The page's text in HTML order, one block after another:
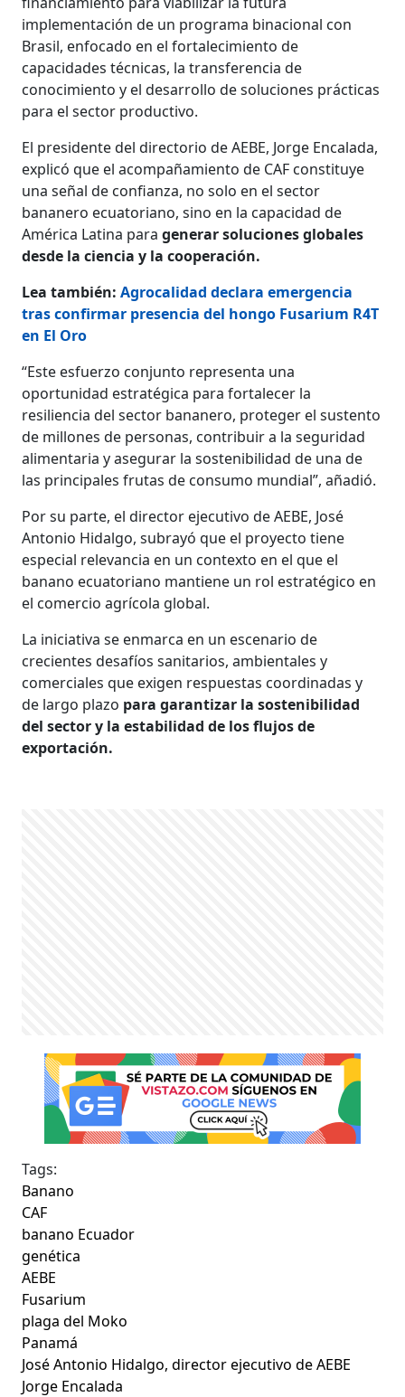
implementación de un programa binacional con
Brasil, enfocado en el fortalecimiento de
capacidades técnicas, la transferencia de
conocimiento y el desarrollo de soluciones prácticas
para el sector productivo.
El presidente del directorio de AEBE, Jorge Encalada,
explicó que el acompañamiento de CAF constituye
una señal de confianza, no solo en el sector
bananero ecuatoriano, sino en la capacidad de
América Latina paragenerar soluciones globales
desde la ciencia y la cooperación.
Lea también:Agrocalidad declara emergencia
tras confirmar presencia del hongo Fusarium R4T
en El Oro
“Este esfuerzo conjunto representa una
oportunidad estratégica para fortalecer la
resiliencia del sector bananero, proteger el sustento
de millones de personas, contribuir a la seguridad
alimentaria y asegurar la sostenibilidad de una de
las principales frutas de consumo mundial”, añadió.
Por su parte, el director ejecutivo de AEBE, José
Antonio Hidalgo, subrayó que el proyecto tiene
especial relevancia en un contexto en el que el
banano ecuatoriano mantiene un rol estratégico en
el comercio agrícola global.
La iniciativa se enmarca en un escenario de
crecientes desafíos sanitarios, ambientales y
comerciales que exigen respuestas coordinadas y
de largo plazo para garantizar la sostenibilidad
del sector y la estabilidad de los flujos de
exportación.​
Tags:
Banano
CAF
banano Ecuador
genética
AEBE
Fusarium
plaga del Moko
Panamá
José Antonio Hidalgo, director ejecutivo de AEBE
Jorge Encalada